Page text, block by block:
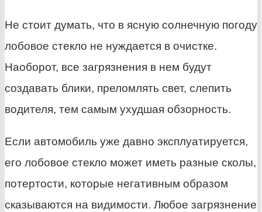
Не стоит думать, что в ясную солнечную погоду
лобовое стекло не нуждается в очистке.
Наоборот, все загрязнения в нем будут
создавать блики, преломлять свет, слепить
водителя, тем самым ухудшая обзорность.
Если автомобиль уже давно эксплуатируется,
его лобовое стекло может иметь разные сколы,
потертости, которые негативным образом
сказываются на видимости. Любое загрязнение